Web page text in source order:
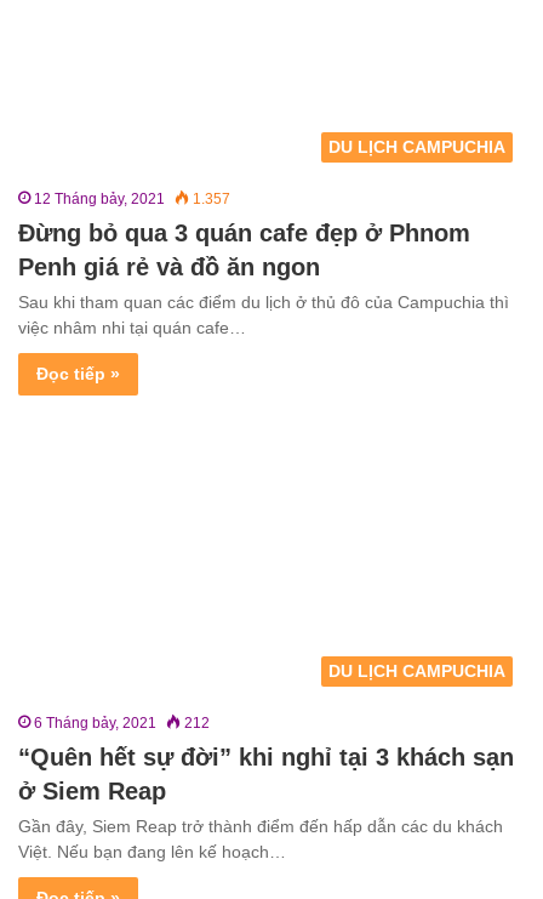
DU LỊCH CAMPUCHIA
12 Tháng bảy, 2021 1.357
Đừng bỏ qua 3 quán cafe đẹp ở Phnom
Penh giá rẻ và đồ ăn ngon
Sau khi tham quan các điểm du lịch ở thủ đô của Campuchia thì
việc nhâm nhi tại quán cafe…
Đọc tiếp »
DU LỊCH CAMPUCHIA
6 Tháng bảy, 2021 212
“Quên hết sự đời” khi nghỉ tại 3 khách sạn
ở Siem Reap
Gần đây, Siem Reap trở thành điểm đến hấp dẫn các du khách
Việt. Nếu bạn đang lên kế hoạch…